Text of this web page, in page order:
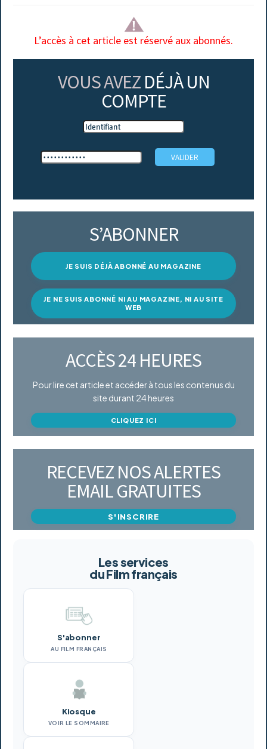
L’accès à cet article est réservé aux abonnés.
VOUS AVEZ DÉJÀ UN
COMPTE
S’ABONNER
JE SUIS DÉJÀ ABONNÉ AU MAGAZINE
JE NE SUIS ABONNÉ NI AU MAGAZINE, NI AU SITE
WEB
ACCÈS 24 HEURES
Pour lire cet article et accéder à tous les contenus du
site durant 24 heures
CLIQUEZ ICI
RECEVEZ NOS ALERTES
EMAIL GRATUITES
S'INSCRIRE
Les services
du Film français
S'abonner
AU FILM FRANÇAIS
Kiosque
VOIR LE SOMMAIRE